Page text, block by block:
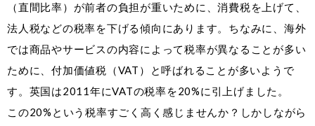
（直間比率）が前者の負担が重いために、消費税を上げて、
法人税などの税率を下げる傾向にあります。ちなみに、海外
では商品やサービスの内容によって税率が異なることが多い
ために、付加価値税（VAT）と呼ばれることが多いようで
す。英国は2011年にVATの税率を20%に引上げました。
この20%という税率すごく高く感じませんか？しかしながら